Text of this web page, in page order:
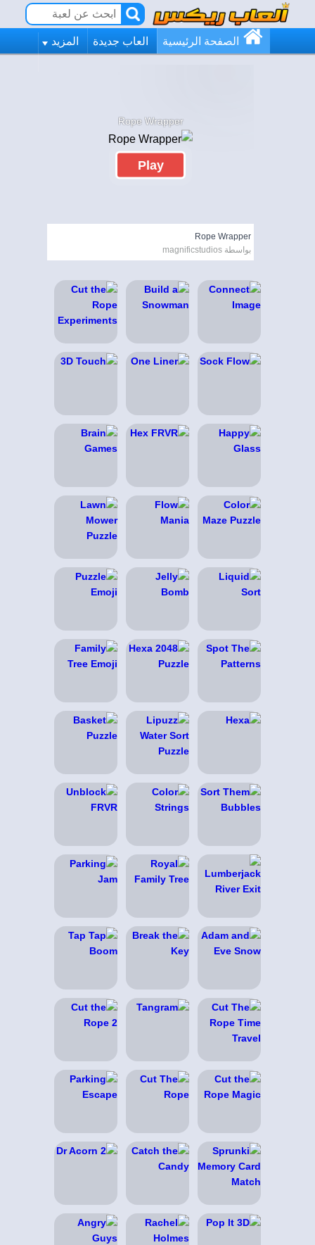
الصفحة الرئيسية العاب جديدة المزيد
Rope Wrapper
Play
Rope Wrapper
بواسطة magnificstudios